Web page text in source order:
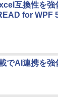
互換性を
for WPF
でAI連携を